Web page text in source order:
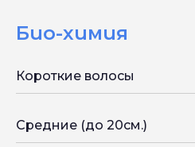
Био-химия
Короткие волосы
Средние (до 20см.)